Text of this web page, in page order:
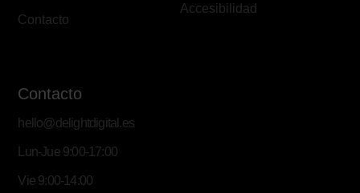
Contacto
Accesibilidad
Contacto
hello@delightdigital.es
Lun-Jue 9:00-17:00
Vie 9:00-14:00